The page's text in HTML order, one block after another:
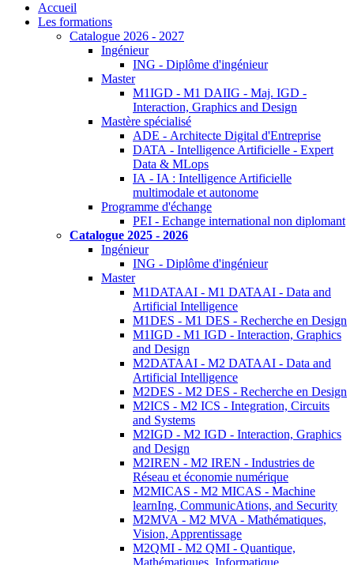
Accueil
Les formations
Catalogue 2026 - 2027
Ingénieur
ING - Diplôme d'ingénieur
Master
M1IGD - M1 DAIIG - Maj. IGD -
Interaction, Graphics and Design
Mastère spécialisé
ADE - Architecte Digital d'Entreprise
DATA - Intelligence Artificielle - Expert
Data & MLops
IA - IA : Intelligence Artificielle
multimodale et autonome
Programme d'échange
PEI - Echange international non diplomant
Catalogue 2025 - 2026
Ingénieur
ING - Diplôme d'ingénieur
Master
M1DATAAI - M1 DATAAI - Data and
Artificial Intelligence
M1DES - M1 DES - Recherche en Design
M1IGD - M1 IGD - Interaction, Graphics
and Design
M2DATAAI - M2 DATAAI - Data and
Artificial Intelligence
M2DES - M2 DES - Recherche en Design
M2ICS - M2 ICS - Integration, Circuits
and Systems
M2IGD - M2 IGD - Interaction, Graphics
and Design
M2IREN - M2 IREN - Industries de
Réseau et économie numérique
M2MICAS - M2 MICAS - Machine
learnIng, CommunicAtions, and Security
M2MVA - M2 MVA - Mathématiques,
Vision, Apprentissage
M2QMI - M2 QMI - Quantique,
Mathématiques, Informatique